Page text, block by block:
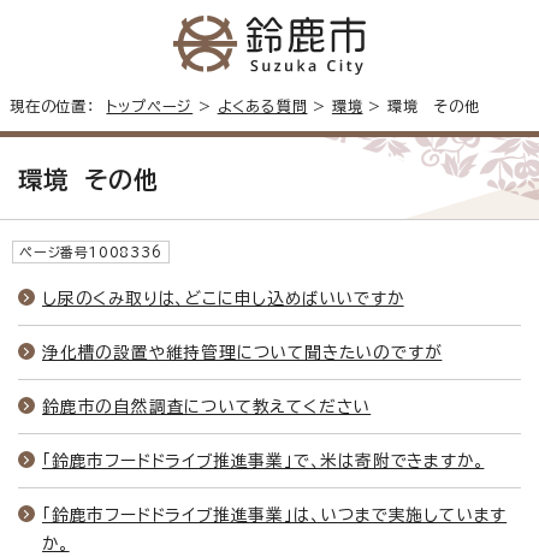
現在の位置： トップページ > よくある質問 > 環境 > 環境 その他
環境 その他
ページ番号1008336
し尿のくみ取りは、どこに申し込めばいいですか
浄化槽の設置や維持管理について聞きたいのですが
鈴鹿市の自然調査について教えてください
「鈴鹿市フードドライブ推進事業」で、米は寄附できますか。
「鈴鹿市フードドライブ推進事業」は、いつまで実施しています
か。